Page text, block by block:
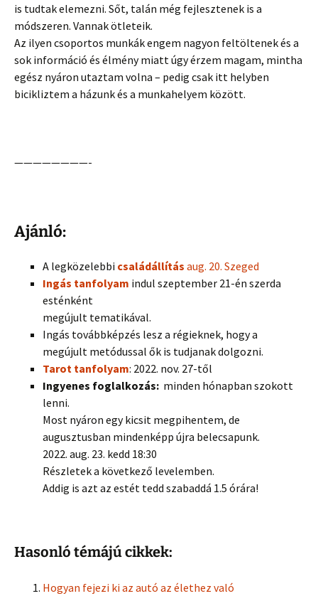
is tudtak elemezni. Sőt, talán még fejlesztenek is a
módszeren. Vannak ötleteik.
Az ilyen csoportos munkák engem nagyon feltöltenek és a
sok információ és élmény miatt úgy érzem magam, mintha
egész nyáron utaztam volna – pedig csak itt helyben
bicikliztem a házunk és a munkahelyem között.
————————-
Ajánló:
A legközelebbi családállítás aug. 20. Szeged
Ingás tanfolyam indul szeptember 21-én szerda
esténként
megújult tematikával.
Ingás továbbképzés lesz a régieknek, hogy a
megújult metódussal ők is tudjanak dolgozni.
Tarot tanfolyam: 2022. nov. 27-től
Ingyenes foglalkozás: minden hónapban szokott
lenni.
Most nyáron egy kicsit megpihentem, de
augusztusban mindenképp újra belecsapunk.
2022. aug. 23. kedd 18:30
Részletek a következő levelemben.
Addig is azt az estét tedd szabaddá 1.5 órára!
Hasonló témájú cikkek:
Hogyan fejezi ki az autó az élethez való